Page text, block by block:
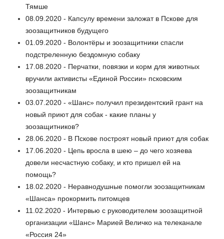
Тямше
08.09.2020 - Капсулу времени заложат в Пскове для
зоозащитников будущего
01.09.2020 - Волонтёры и зоозащитники спасли
подстреленную бездомную собаку
17.08.2020 - Перчатки, повязки и корм для животных
вручили активисты «Единой России» псковским
зоозащитникам
03.07.2020 - «Шанс» получил президентский грант на
новый приют для собак - какие планы у
зоозащитников?
28.06.2020 - В Пскове построят новый приют для собак
17.06.2020 - Цепь вросла в шею – до чего хозяева
довели несчастную собаку, и кто пришел ей на
помощь?
18.02.2020 - Неравнодушные помогли зоозащитникам
«Шанса» прокормить питомцев
11.02.2020 - Интервью с руководителем зоозащитной
организации «Шанс» Марией Величко на телеканале
«Россия 24»